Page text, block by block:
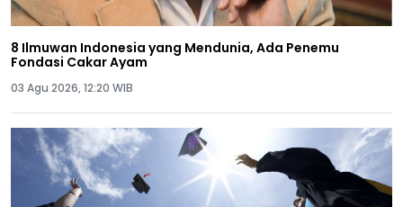
8 Ilmuwan Indonesia yang Mendunia, Ada Penemu
Fondasi Cakar Ayam
03 Agu 2026, 12:20 WIB